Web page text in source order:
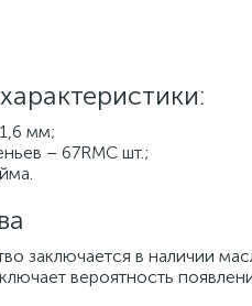
мм;
– 67RMC шт.;
заключается в наличии
вероятность